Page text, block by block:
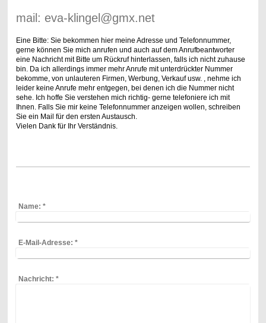
mail: eva-klingel@gmx.net
Eine Bitte: Sie bekommen hier meine Adresse und Telefonnummer,
gerne können Sie mich anrufen und auch auf dem Anrufbeantworter
eine Nachricht mit Bitte um Rückruf hinterlassen, falls ich nicht zuhause
bin. Da ich allerdings immer mehr Anrufe mit unterdrückter Nummer
bekomme, von unlauteren Firmen, Werbung, Verkauf usw. , nehme ich
leider keine Anrufe mehr entgegen, bei denen ich die Nummer nicht
sehe. Ich hoffe Sie verstehen mich richtig- gerne telefoniere ich mit
Ihnen. Falls Sie mir keine Telefonnummer anzeigen wollen, schreiben
Sie ein Mail für den ersten Austausch.
Vielen Dank für Ihr Verständnis.
Name: *
E-Mail-Adresse: *
Nachricht: *